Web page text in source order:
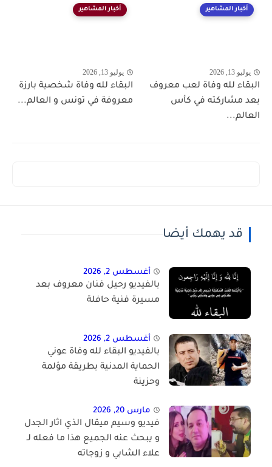
أخبار المشاهير
يوليو 13, 2026
البقاء لله وفاة لعب معروف
بعد مشاركته في كأس
العالم...
أخبار المشاهير
يوليو 13, 2026
البقاء لله وفاة شخصية بارزة
معروفة في تونس و العالم...
قد يهمك أيضا
أغسطس 2, 2026
بالفيديو رحيل فنان معروف بعد
مسيرة فنية حافلة
أغسطس 2, 2026
بالفيديو البقاء لله وفاة عوني
الحماية المدنية بطريقة مؤلمة
وحزينة
مارس 20, 2026
فيديو وسيم ميقال الذي اثار الجدل
و يبحث عنه الجميع هذا ما فعله لـ
علاء الشابي و زوجاته